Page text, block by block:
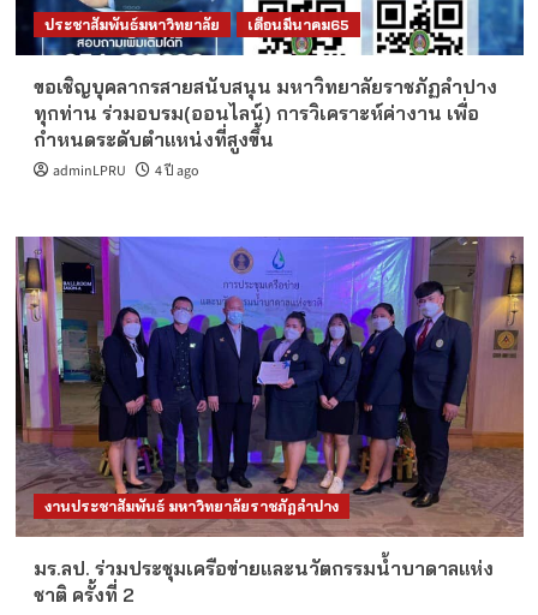
ประชาสัมพันธ์มหาวิทยาลัย เดือนมีนาคม65
ขอเชิญบุคลากรสายสนับสนุน มหาวิทยาลัยราชภัฏลำปาง
ทุกท่าน ร่วมอบรม(ออนไลน์) การวิเคราะห์ค่างาน เพื่อ
กำหนดระดับตำแหน่งที่สูงขึ้น
adminLPRU 4 ปี ago
งานประชาสัมพันธ์ มหาวิทยาลัยราชภัฏลำปาง
มร.ลป. ร่วมประชุมเครือข่ายและนวัตกรรมน้ำบาดาลแห่ง
ชาติ ครั้งที่ 2